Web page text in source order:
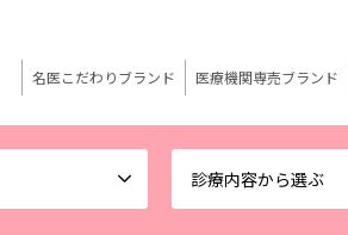
診療内容から選ぶ
名医こだわりブランド 医療機関専売ブランド